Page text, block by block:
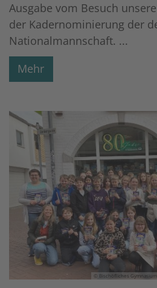
Ausgabe vom Besuch
der Kadernominierung der
Nationalmannschaft. ...
Mehr
© Bischöfliches